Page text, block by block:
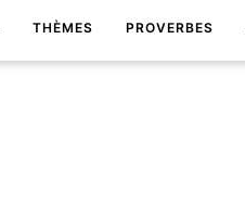
THÈMES PROVERBES